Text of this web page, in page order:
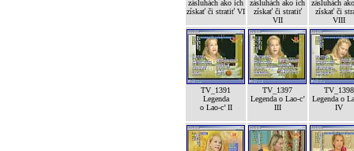
zásluhách ako ich
získať či stratiť VI
zásluhách ako ich
získať či stratiť
VII
zásluhách
získať či
VIII
TV_1391
Legenda
o Lao-c’ II
TV_1397
Legenda o Lao-c’
III
TV_1398
Legenda o
IV